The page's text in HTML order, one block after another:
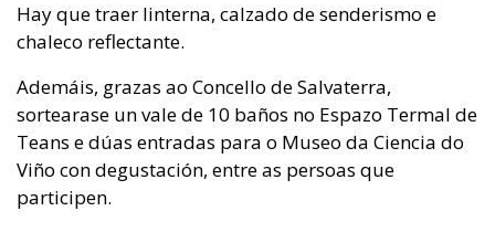
Hay que traer linterna, calzado de senderismo e
chaleco reflectante.
Ademáis, grazas ao Concello de Salvaterra,
sortearase un vale de 10 baños no Espazo Termal de
Teans e dúas entradas para o Museo da Ciencia do
Viño con degustación, entre as persoas que
participen.